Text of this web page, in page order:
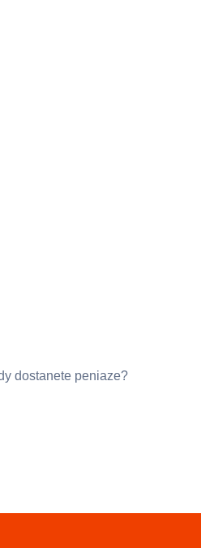
dostanete peniaze?